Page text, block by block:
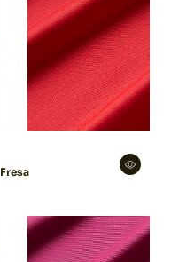
Fresa